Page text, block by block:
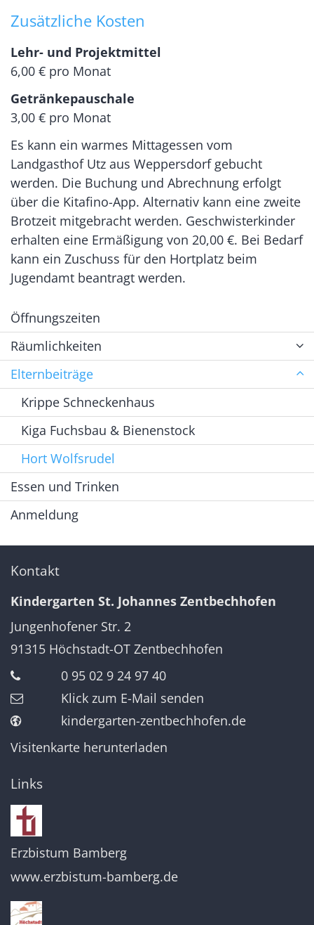
Zusätzliche Kosten
Lehr- und Projektmittel
6,00 € pro Monat
Getränkepauschale
3,00 € pro Monat
Es kann ein warmes Mittagessen vom
Landgasthof Utz aus Weppersdorf gebucht
werden. Die Buchung und Abrechnung erfolgt
über die Kitafino-App. Alternativ kann eine zweite
Brotzeit mitgebracht werden. Geschwisterkinder
erhalten eine Ermäßigung von 20,00 €. Bei Bedarf
kann ein Zuschuss für den Hortplatz beim
Jugendamt beantragt werden.
Öffnungszeiten
Räumlichkeiten
Elternbeiträge
Krippe Schneckenhaus
Kiga Fuchsbau & Bienenstock
Hort Wolfsrudel
Essen und Trinken
Anmeldung
Kontakt
Kindergarten St. Johannes Zentbechhofen
Jungenhofener Str. 2
91315 Höchstadt-OT Zentbechhofen
0 95 02 9 24 97 40
Klick zum E-Mail senden
kindergarten-zentbechhofen.de
Visitenkarte herunterladen
Links
Erzbistum Bamberg
www.erzbistum-bamberg.de